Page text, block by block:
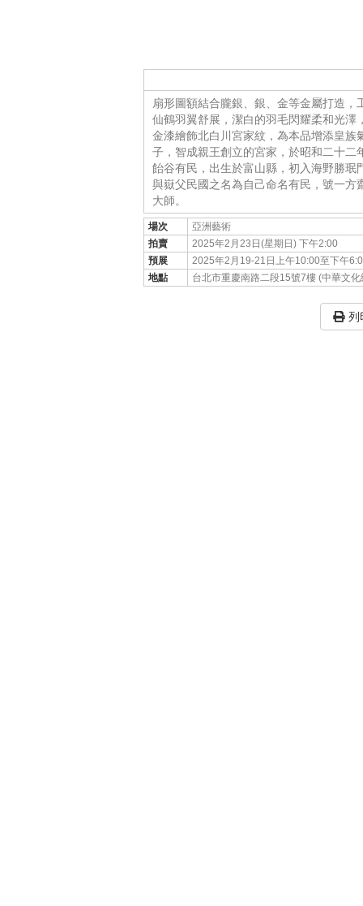
扇形圖額結合朧銀、銀、金等金屬打造
仙鶴羽翼舒展，潔白的羽毛閃耀柔和光
金漆繪飾北白川宮家紋，為本品增添皇
子，智成親王創立的宮家，於昭和二十二
飴谷有民，出生於富山縣，初入海野勝
與嶽父民國之名為自己命名有民，號一
大師。
場次
亞洲藝術
拍賣
2025年2月23日(星期日) 下午2:00
預展
2025年2月19-21日上午10:00至下午
地點
台北市重慶南路二段15號7樓 (中華文
列